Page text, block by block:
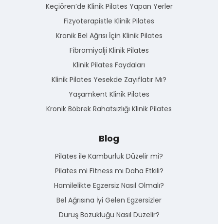
Keçiören’de Klinik Pilates Yapan Yerler
Fizyoterapistle Klinik Pilates
Kronik Bel Ağrısı İçin Klinik Pilates
Fibromiyalji Klinik Pilates
Klinik Pilates Faydaları
Klinik Pilates Yesekde Zayıflatır Mı?
Yaşamkent Klinik Pilates
Kronik Böbrek Rahatsızlığı Klinik Pilates
Blog
Pilates ile Kamburluk Düzelir mi?
Pilates mi Fitness mı Daha Etkili?
Hamilelikte Egzersiz Nasıl Olmalı?
Bel Ağrısına İyi Gelen Egzersizler
Duruş Bozukluğu Nasıl Düzelir?